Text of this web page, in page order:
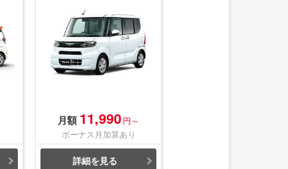
月額 11,990円～
ボーナス月加算あり
詳細を見る